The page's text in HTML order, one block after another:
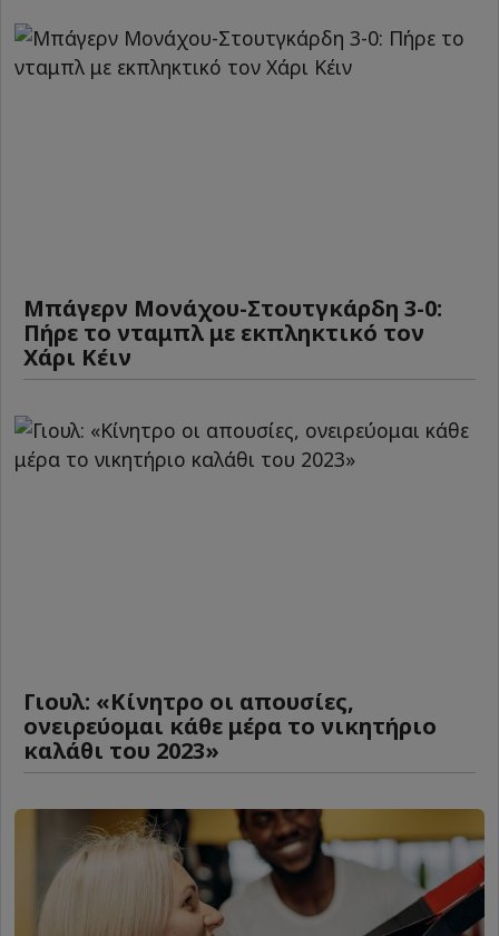
Μπάγερν Μονάχου-Στουτγκάρδη 3-0:
Πήρε το νταμπλ με εκπληκτικό τον
Χάρι Κέιν
Γιουλ: «Κίνητρο οι απουσίες,
ονειρεύομαι κάθε μέρα το νικητήριο
καλάθι του 2023»